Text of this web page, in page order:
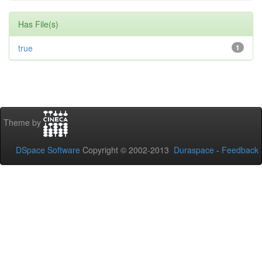
Has File(s)
1
true
Theme by
DSpace Software Copyright © 2002-2013 Duraspace - Feedback